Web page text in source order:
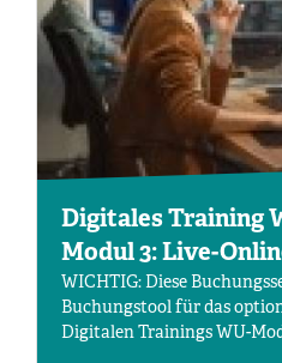
Digitales Training
Modul 3: Live-
WICHTIG: Diese
Buchungstool für das
Digitalen Trainings WU-